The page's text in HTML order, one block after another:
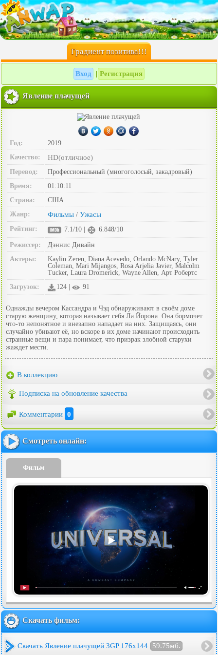
Градиент позитива!!!
Вход Регистрация
Явление плачущей
Год:
2019
Качество:
HD(отличное)
Перевод:
Профессиональный (многоголосый, закадровый)
Время:
01:10:11
Страна:
США
Жанр:
Фильмы / Ужасы
Рейтинг: 7.1/10 | 6.848/10
Режиссер:
Дэннис Дивайн
Актеры:
Kaylin Zeren, Diana Acevedo, Orlando McNary, Tyler
Coleman, Mari Mijangos, Rosa Arjelia Javier, Malcolm
Tucker, Laura Dromerick, Wayne Allen, Арт Робертс
Загрузок:
124 | 91
Однажды вечером Кассандра и Чэд обнаруживают в своём доме
старую женщину, которая называет себя Ла Йорона. Она бормочет
что-то непонятное и внезапно нападает на них. Защищаясь, они
случайно убивают её, но вскоре в их доме начинают происходить
странные вещи и пара понимает, что призрак злобной старухи
жаждет мести.
В коллекцию
Подписка на обновление качества
Комментарии 0
Смотреть онлайн:
Фильм
Скачать фильм:
Скачать Явление плачущей 3GP 176x144 59.75мб.